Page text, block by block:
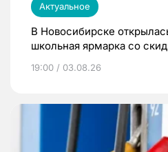
Актуальное
В Новосибирске
школьная ярмарка со
19:00 / 03.08.26